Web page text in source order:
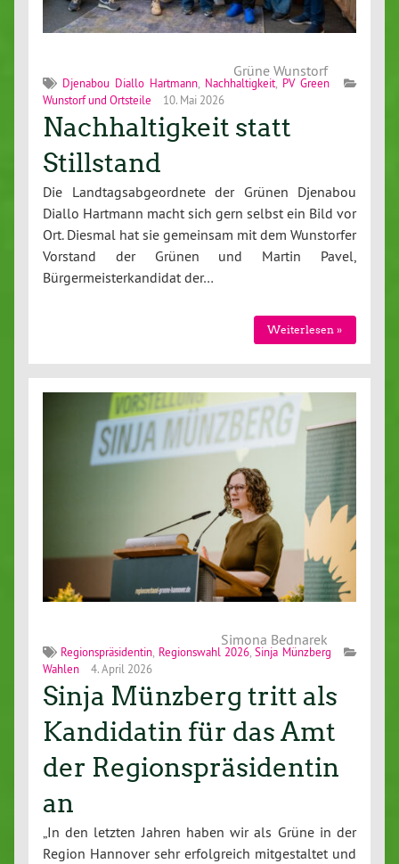
Grüne Wunstorf
Djenabou Diallo Hartmann, Nachhaltigkeit, PV Green
Wunstorf und Ortsteile
10. Mai 2026
Nachhaltigkeit statt
Stillstand
Die Landtagsabgeordnete der Grünen Djenabou
Diallo Hartmann macht sich gern selbst ein Bild vor
Ort. Diesmal hat sie gemeinsam mit dem Wunstorfer
Vorstand der Grünen und Martin Pavel,
Bürgermeisterkandidat der…
Weiterlesen »
Simona Bednarek
Regionspräsidentin Regionswahl 2026 ,Sinja Münzberg
Wahlen
4. April 2026
Sinja Münzberg tritt als
Kandidatin für das Amt
der Regionspräsidentin
an
„In den letzten Jahren haben wir als Grüne in der
Region Hannover sehr erfolgreich mitgestaltet und